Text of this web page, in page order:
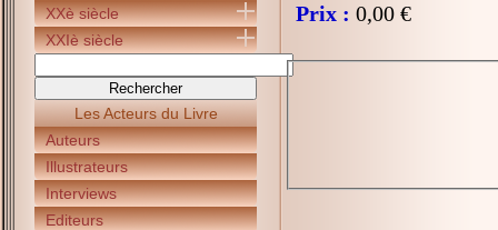
XXè siècle
XXIè siècle
Les Acteurs du Livre
Auteurs
Illustrateurs
Interviews
Editeurs
Prix : 0,00 €